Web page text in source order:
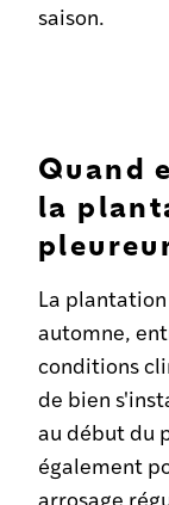
saison.
Quand
la
La
automne,
conditions
de bien
au début du
également
arrosage